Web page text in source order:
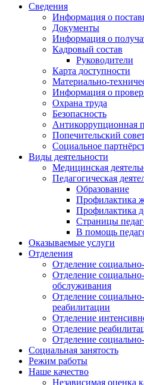
Сведения
Информация о
Документы
Информация о
Кадровый состав
Руководители
Карта доступности
Материально-
Информация о
Охрана труда
Безопасность
Антикоррупционная
Попечительский
Социальное
Виды деятельности
Медицинская
Педагогическая
Образование
Профилактика
Профилактика
Страницы
В помощь
Оказываемые услуги
Отделения
Отделение
Отделение
обслуживания
Отделение
реабилитации
Отделение
Отделение
Отделение
Социальная занятость
Режим работы
Наше качество
Независимая оценка